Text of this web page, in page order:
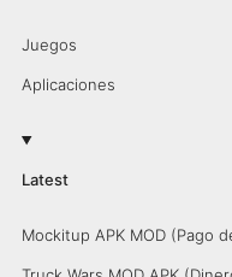
Juegos
Aplicaciones
Latest
Mockitup APK MOD (Pago